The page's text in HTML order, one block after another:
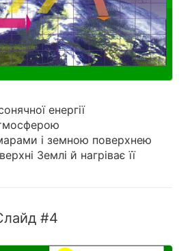
енергії
і земною поверхнею
Землі й нагріває її
#4